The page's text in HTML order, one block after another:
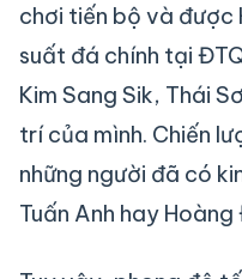
chơi tiến bộ và được
suất đá chính tại
Kim Sang Sik, Thái
trí của mình. Chiến
những người đã có
Tuấn Anh hay Hoàng